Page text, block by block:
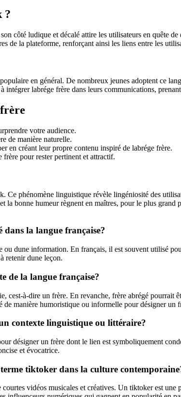
?
côté ludique et décalé attire les utilisateurs en quête
de la plateforme, renforçant ainsi les liens entre les
en général. De nombreux jeunes adoptent ce
labrége frère dans leurs communications,
votre audience.
de manière naturelle.
en créant leur propre contenu inspiré de labrége frère.
pour rester pertinent et attractif.
Ce phénomène linguistique révèle lingéniosité des
la bonne humeur règnent en maîtres, pour le plus
dans la langue française?
dune information. En français, il est souvent utilisé
retenir dune leçon.
de la langue française?
cest-à-dire un frère. En revanche, frère abrégé pourrait
manière humoristique ou informelle pour désigner un
contexte linguistique ou littéraire?
désigner un frère dont le lien est symboliquement
et évocatrice.
tiktoker dans la culture
vidéos musicales et créatives. Un tiktoker est